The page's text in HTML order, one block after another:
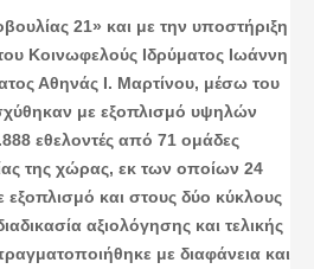
21» και με την υποστήριξη
Κοινωφελούς Ιδρύματος Ιωάννη
Αθηνάς Ι. Μαρτίνου, μέσω του
με εξοπλισμό υψηλών
εθελοντές από 71 ομάδες
της χώρας, εκ των οποίων 24
εξοπλισμό και στους δύο κύκλους
αξιολόγησης και τελικής
με διαφάνεια και